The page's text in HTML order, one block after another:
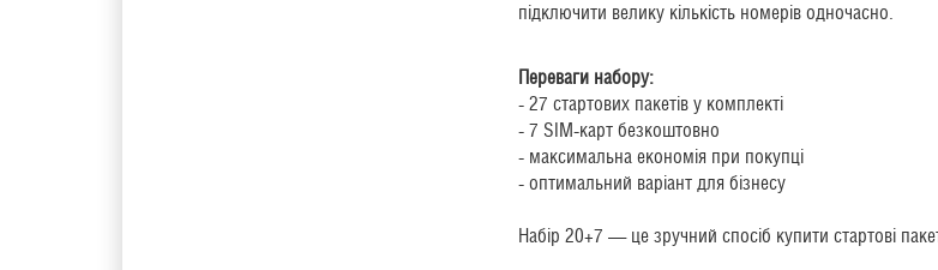
підключити велику кількість номерів одночасно.
Переваги набору:
- 27 стартових пакетів у комплекті
- 7 SIM-карт безкоштовно
- максимальна економія при покупці
- оптимальний варіант для бізнесу
Набір 20+7 — це зручний спосіб купити стартові